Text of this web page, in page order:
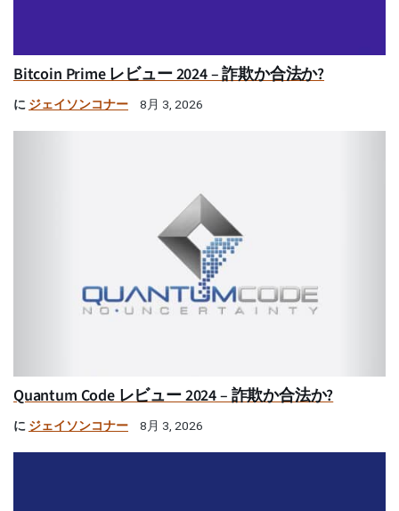
Bitcoin Prime レビュー 2024 – 詐欺か合法か?
に ジェイソンコナー 8月 3, 2026
Quantum Code レビュー 2024 – 詐欺か合法か?
に ジェイソンコナー 8月 3, 2026